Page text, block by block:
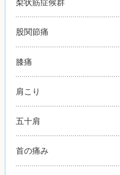
梨状筋症候群
股関節痛
膝痛
肩こり
五十肩
首の痛み